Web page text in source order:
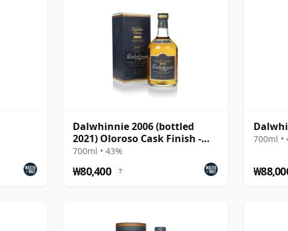
Dalwhinnie 2006 (bottled
2021) Oloroso Cask Finish -
Distillers Editio
700ml • 43%
₩80,400 ?
700ml •